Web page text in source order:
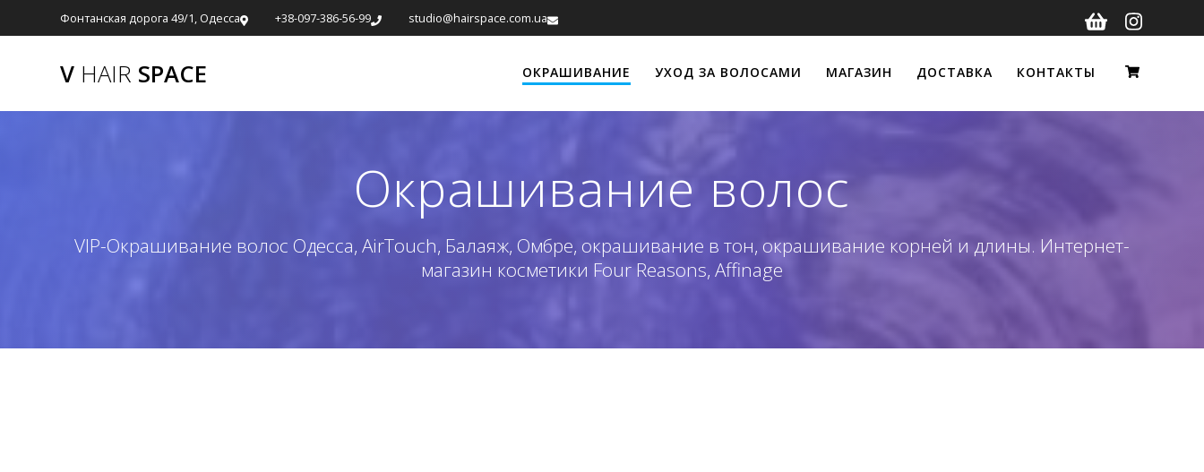
Фонтанская дорога 49/1, Одесса +38-097-386-56-99 studio@hairspace.com.ua
V HAIR SPACE ОКРАШИВАНИЕ УХОД ЗА ВОЛОСАМИ МАГАЗИН ДОСТАВКА КОНТАКТЫ
Окрашивание волос
VIP-Окрашивание волос Одесса, AirTouch, Балаяж, Омбре, окрашивание в тон, окрашивание корней и длины. Интернет-
магазин косметики Four Reasons, Affinage